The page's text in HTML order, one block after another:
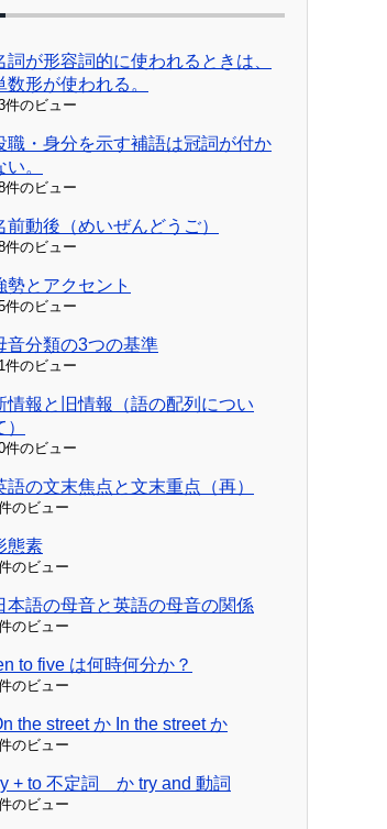
詞が形容詞的に使われるときは、
数形が使われる。
件のビュー
職・身分を示す補語は冠詞が付か
い。
件のビュー
前動後（めいぜんどうご）
件のビュー
勢とアクセント
件のビュー
音分類の3つの基準
件のビュー
情報と旧情報（語の配列につい
）
件のビュー
語の文末焦点と文末重点（再）
のビュー
態素
のビュー
本語の母音と英語の母音の関係
のビュー
to five は何時何分か？
のビュー
the street か In the street か
のビュー
+ to 不定詞 か try and 動詞
のビュー